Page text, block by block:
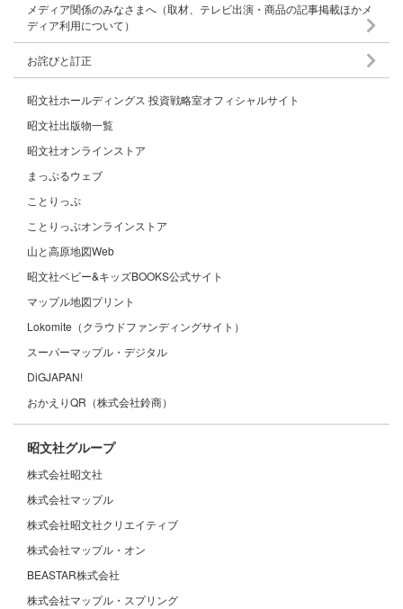
メディア関係のみなさまへ（取材、テレビ出演・商品の記事掲載ほかメ
ディア利用について）
お詫びと訂正
昭文社ホールディングス 投資戦略室オフィシャルサイト
昭文社出版物一覧
昭文社オンラインストア
まっぷるウェブ
ことりっぷ
ことりっぷオンラインストア
山と高原地図Web
昭文社ベビー&キッズBOOKS公式サイト
マップル地図プリント
Lokomite（クラウドファンディングサイト）
スーパーマップル・デジタル
DiGJAPAN!
おかえりQR（株式会社鈴商）
昭文社グループ
株式会社昭文社
株式会社マップル
株式会社昭文社クリエイティブ
株式会社マップル・オン
BEASTAR株式会社
株式会社マップル・スプリング